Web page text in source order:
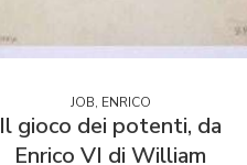
JOB, ENRICO
Il gioco dei potenti, da
Enrico VI di William